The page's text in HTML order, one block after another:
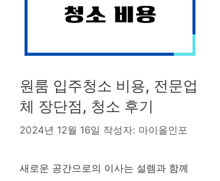
원룸 입주청소 비용, 전문업
체 장단점, 청소 후기
2024년 12월 16일 작성자: 마이올인포
새로운 공간으로의 이사는 설렘과 함께